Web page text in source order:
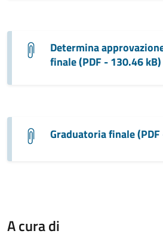
Determina
finale (PDF - 130.46 kB)
Graduatoria finale
A cura di